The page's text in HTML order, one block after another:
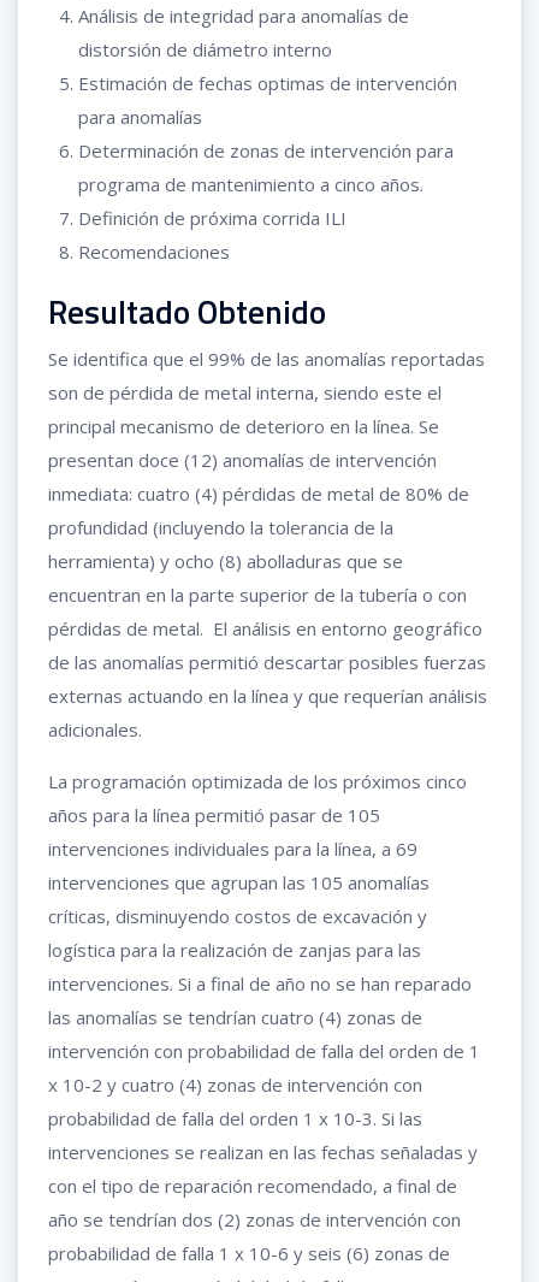
Análisis de integridad para anomalías de
distorsión de diámetro interno
Estimación de fechas optimas de intervención
para anomalías
Determinación de zonas de intervención para
programa de mantenimiento a cinco años.
Definición de próxima corrida ILI
Recomendaciones
Resultado Obtenido
Se identifica que el 99% de las anomalías reportadas
son de pérdida de metal interna, siendo este el
principal mecanismo de deterioro en la línea. Se
presentan doce (12) anomalías de intervención
inmediata: cuatro (4) pérdidas de metal de 80% de
profundidad (incluyendo la tolerancia de la
herramienta) y ocho (8) abolladuras que se
encuentran en la parte superior de la tubería o con
pérdidas de metal. El análisis en entorno geográfico
de las anomalías permitió descartar posibles fuerzas
externas actuando en la línea y que requerían análisis
adicionales.
La programación optimizada de los próximos cinco
años para la línea permitió pasar de 105
intervenciones individuales para la línea, a 69
intervenciones que agrupan las 105 anomalías
críticas, disminuyendo costos de excavación y
logística para la realización de zanjas para las
intervenciones. Si a final de año no se han reparado
las anomalías se tendrían cuatro (4) zonas de
intervención con probabilidad de falla del orden de 1
x 10-2 y cuatro (4) zonas de intervención con
probabilidad de falla del orden 1 x 10-3. Si las
intervenciones se realizan en las fechas señaladas y
con el tipo de reparación recomendado, a final de
año se tendrían dos (2) zonas de intervención con
probabilidad de falla 1 x 10-6 y seis (6) zonas de